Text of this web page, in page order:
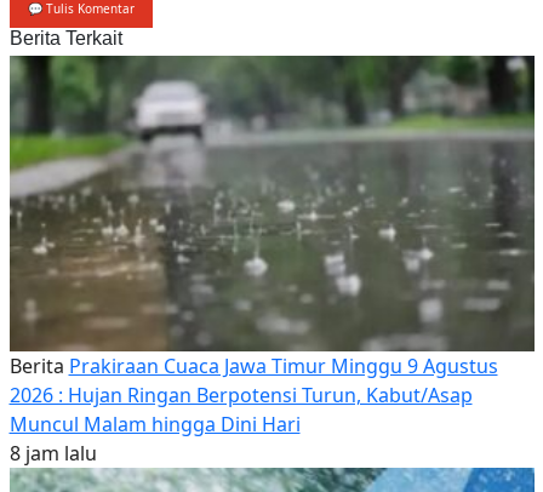
💬 Tulis Komentar
Berita Terkait
Berita Prakiraan Cuaca Jawa Timur Minggu 9 Agustus
2026 : Hujan Ringan Berpotensi Turun, Kabut/Asap
Muncul Malam hingga Dini Hari
8 jam lalu